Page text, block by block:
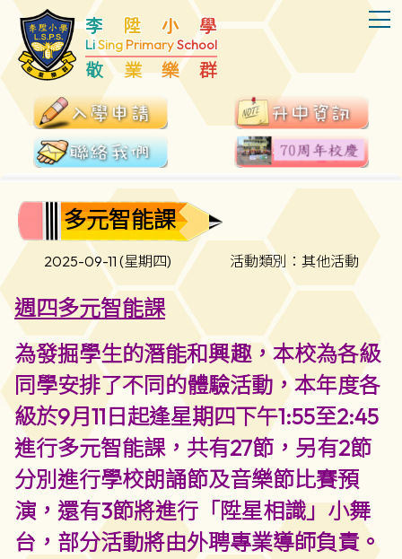
李 陞 小 學
LiSingPrimarySchool
敬 業 樂 群
多元智能課
2025-09-11 (星期四) 活動類別：其他活動
週四多元智能課
為發掘學生的潛能和興趣，本校為各級
同學安排了不同的體驗活動，本年度各
級於9月11日起逢星期四下午1:55至2:45
進行多元智能課，共有27節，另有2節
分別進行學校朗誦節及音樂節比賽預
演，還有3節將進行「陞星相識」小舞
台，部分活動將由外聘專業導師負責。